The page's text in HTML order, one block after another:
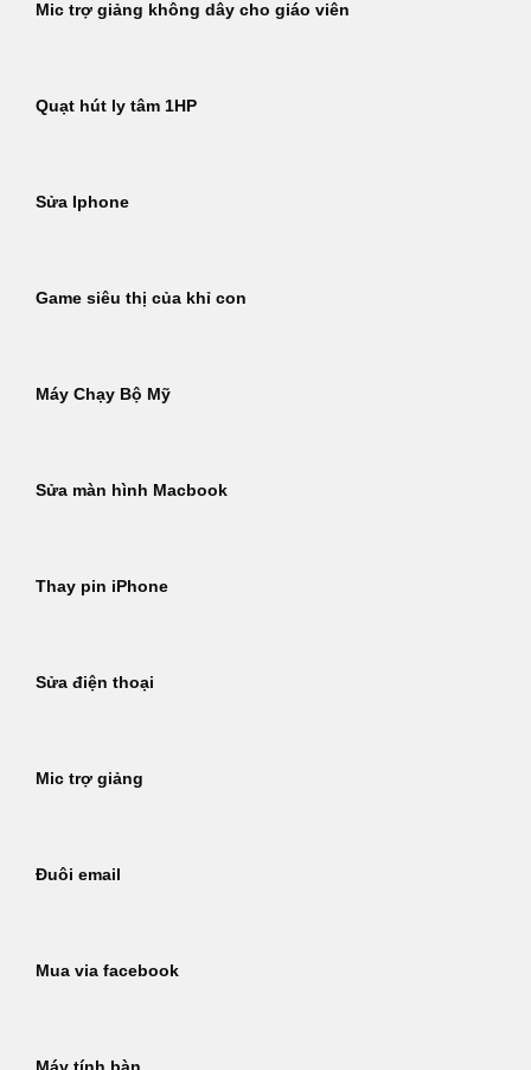
Mic trợ giảng không dây cho giáo viên
Quạt hút ly tâm 1HP
Sửa Iphone
Game siêu thị của khỉ con
Máy Chạy Bộ Mỹ
Sửa màn hình Macbook
Thay pin iPhone
Sửa điện thoại
Mic trợ giảng
Đuôi email
Mua via facebook